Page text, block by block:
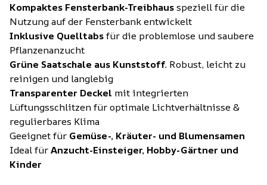
Kompaktes Fensterbank-Treibhausspeziell für die
Nutzung auf der Fensterbank entwickelt
Inklusive Quelltabsfür die problemlose und saubere
Pflanzenanzucht
Grüne Saatschale aus Kunststoff. Robust, leicht zu
reinigen und langlebig
Transparenter Deckel mit integrierten
Lüftungsschlitzen für optimale Lichtverhältnisse &
regulierbares Klima
Geeignet für Gemüse-, Kräuter- und Blumensamen
Ideal fürAnzucht-Einsteiger, Hobby-Gärtner und
Kinder